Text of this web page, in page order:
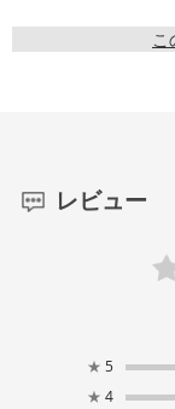
こ
レビュー
★ 5
★ 4